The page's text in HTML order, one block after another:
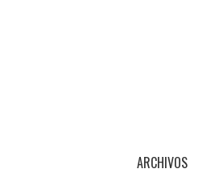
ARCHIVOS